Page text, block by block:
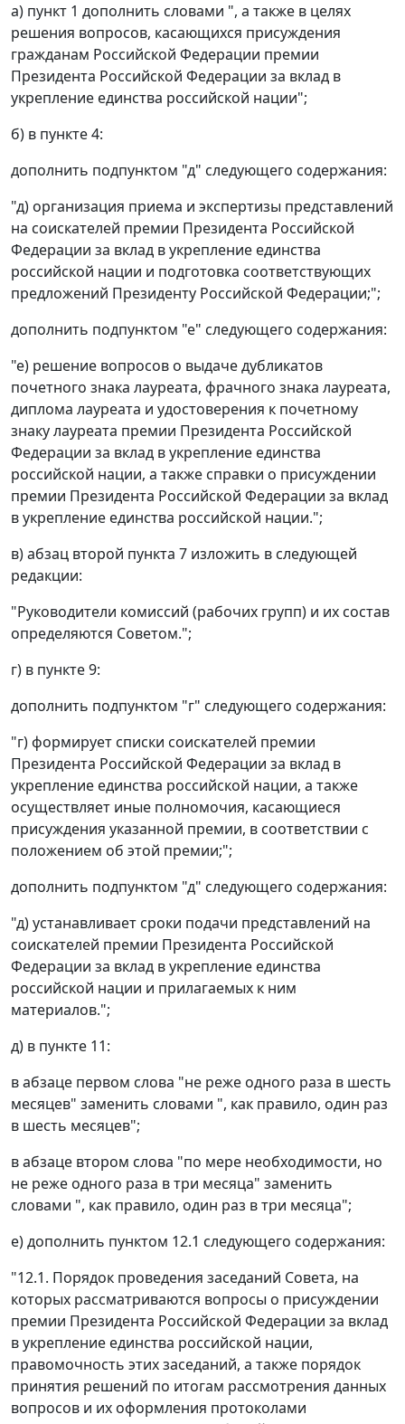
а) пункт 1 дополнить словами ", а также в целях
решения вопросов, касающихся присуждения
гражданам Российской Федерации премии
Президента Российской Федерации за вклад в
укрепление единства российской нации";
б) в пункте 4:
дополнить подпунктом "д" следующего содержания:
"д) организация приема и экспертизы представлений
на соискателей премии Президента Российской
Федерации за вклад в укрепление единства
российской нации и подготовка соответствующих
предложений Президенту Российской Федерации;";
дополнить подпунктом "е" следующего содержания:
"е) решение вопросов о выдаче дубликатов
почетного знака лауреата, фрачного знака лауреата,
диплома лауреата и удостоверения к почетному
знаку лауреата премии Президента Российской
Федерации за вклад в укрепление единства
российской нации, а также справки о присуждении
премии Президента Российской Федерации за вклад
в укрепление единства российской нации.";
в) абзац второй пункта 7 изложить в следующей
редакции:
"Руководители комиссий (рабочих групп) и их состав
определяются Советом.";
г) в пункте 9:
дополнить подпунктом "г" следующего содержания:
"г) формирует списки соискателей премии
Президента Российской Федерации за вклад в
укрепление единства российской нации, а также
осуществляет иные полномочия, касающиеся
присуждения указанной премии, в соответствии с
положением об этой премии;";
дополнить подпунктом "д" следующего содержания:
"д) устанавливает сроки подачи представлений на
соискателей премии Президента Российской
Федерации за вклад в укрепление единства
российской нации и прилагаемых к ним
материалов.";
д) в пункте 11:
в абзаце первом слова "не реже одного раза в шесть
месяцев" заменить словами ", как правило, один раз
в шесть месяцев";
в абзаце втором слова "по мере необходимости, но
не реже одного раза в три месяца" заменить
словами ", как правило, один раз в три месяца";
е) дополнить пунктом 12.1 следующего содержания:
"12.1. Порядок проведения заседаний Совета, на
которых рассматриваются вопросы о присуждении
премии Президента Российской Федерации за вклад
в укрепление единства российской нации,
правомочность этих заседаний, а также порядок
принятия решений по итогам рассмотрения данных
вопросов и их оформления протоколами